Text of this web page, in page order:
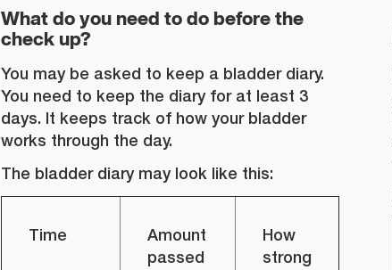
What do you need to do before the
check up?
You may be asked to keep a bladder diary.
You need to keep the diary for at least 3
days. It keeps track of how your bladder
works through the day.
The bladder diary may look like this:
Time
Amount
passed
How
strong